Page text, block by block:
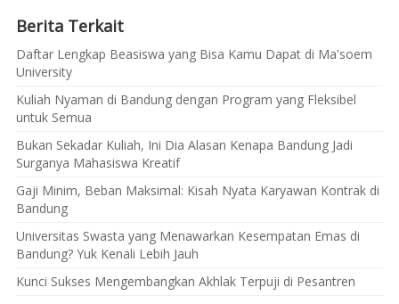
Berita Terkait
Daftar Lengkap Beasiswa yang Bisa Kamu Dapat di Ma'soem
University
Kuliah Nyaman di Bandung dengan Program yang Fleksibel
untuk Semua
Bukan Sekadar Kuliah, Ini Dia Alasan Kenapa Bandung Jadi
Surganya Mahasiswa Kreatif
Gaji Minim, Beban Maksimal: Kisah Nyata Karyawan Kontrak di
Bandung
Universitas Swasta yang Menawarkan Kesempatan Emas di
Bandung? Yuk Kenali Lebih Jauh
Kunci Sukses Mengembangkan Akhlak Terpuji di Pesantren